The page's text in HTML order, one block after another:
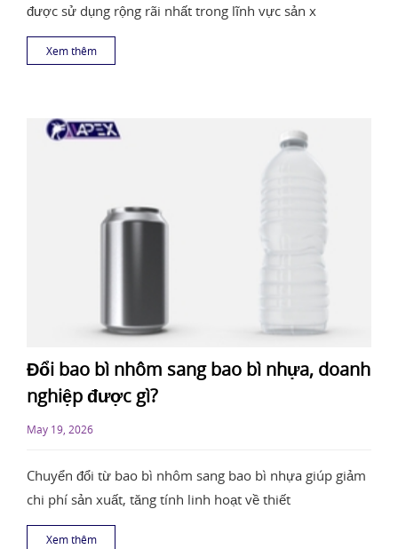
được sử dụng rộng rãi nhất trong lĩnh vực sản x
Xem thêm
Đổi bao bì nhôm sang bao bì nhựa, doanh
nghiệp được gì?
May 19, 2026
Chuyển đổi từ bao bì nhôm sang bao bì nhựa giúp giảm
chi phí sản xuất, tăng tính linh hoạt về thiết
Xem thêm